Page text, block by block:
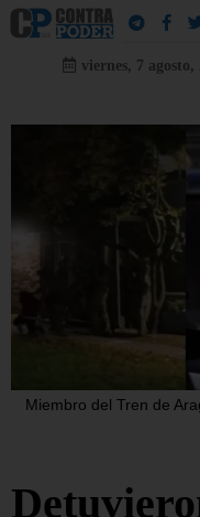
viernes, 7 agosto,
Miembro del Tren de